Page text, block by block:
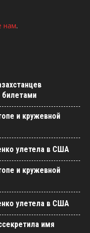
нам.
билетами
и кружевной
улетела в США
и кружевной
улетела в США
имя